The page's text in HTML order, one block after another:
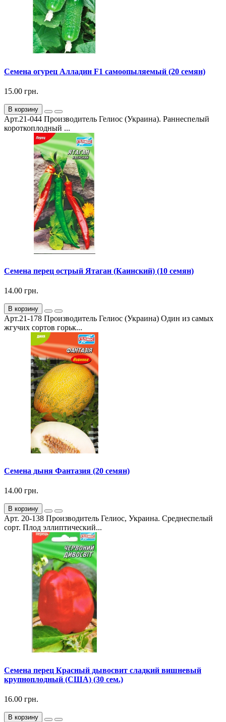
Семена огурец Алладин F1 самоопыляемый (20 семян)
15.00 грн.
В корзину
Арт.21-044 Производитель Гелиос (Украина). Раннеспелый
короткоплодный ...
Семена перец острый Ятаган (Каинский) (10 семян)
14.00 грн.
В корзину
Арт.21-178 Производитель Гелиос (Украина) Один из самых
жгучих сортов горьк...
Семена дыня Фантазия (20 семян)
14.00 грн.
В корзину
Арт. 20-138 Производитель Гелиос, Украина. Среднеспелый
сорт. Плод эллиптический...
Семена перец Красный дывосвит сладкий вишневый
крупноплодный (США) (30 сем.)
16.00 грн.
В корзину